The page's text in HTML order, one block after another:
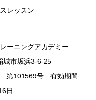
レッスン
ーニングアカデミー
市坂浜3-6-25
第101569号 有効期間
日